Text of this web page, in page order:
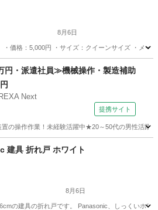
8月6日
・価格：5,000円 ・サイズ：クイーンサイズ ・メ
円・派遣社員≫機械操作・製造補助
Next
提携サイト
置の操作作業！未経験活躍中★20～50代の男性活
建具 折れ戸 ホワイト
8月6日
の建具の折れ戸です。 Panasonic、しっくいホ